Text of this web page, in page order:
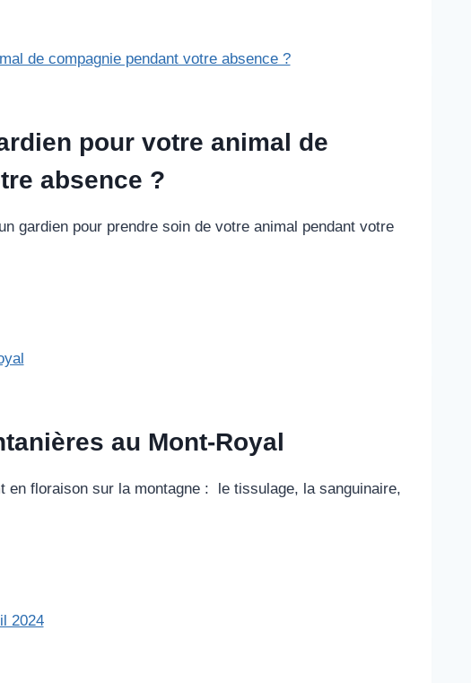
pour votre animal de
absence ?
gardien pour prendre soin de votre animal pendant votre
au Mont-Royal
en floraison sur la montagne : le tissulage, la sanguinaire,